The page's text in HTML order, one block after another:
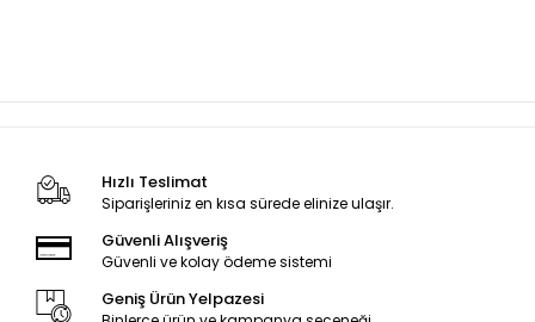
Hızlı Teslimat
Siparişleriniz en kısa sürede elinize ulaşır.
Güvenli Alışveriş
Güvenli ve kolay ödeme sistemi
Geniş Ürün Yelpazesi